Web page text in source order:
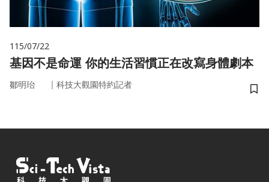
115/07/22
基因不是命運 你的生活習慣正在改寫身體劇本
鄒明珆 ｜ 科技大觀園特約記者
儲